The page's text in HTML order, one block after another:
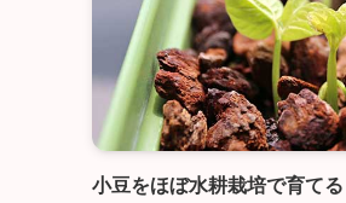
小豆をほぼ水耕栽培で育て